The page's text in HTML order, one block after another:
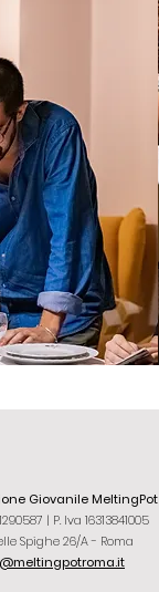
Giovanile MeltingPot
| P. Iva 16313841005
Spighe 26/A - Roma